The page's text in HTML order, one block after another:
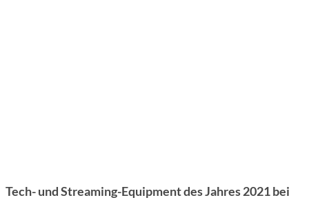
Tech- und Streaming-Equipment des Jahres 2021 bei